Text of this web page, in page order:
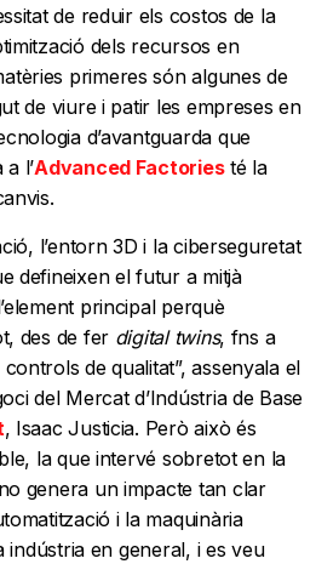
de reduir els costos de la
dels recursos en
primeres són algunes de
de viure i patir les empreses en
d’avantguarda que
l’Advanced Factoriesté la
l’entorn 3D i la ciberseguretat
defineixen el futur a mitjà
principal perquè
des de fer digital twins, fns a
de qualitat”, assenyala el
del Mercat d’Indústria de Base
, Isaac Justicia. Però això és
la que intervé sobretot en la
genera un impacte tan clar
i la maquinària
indústria en general, i es veu